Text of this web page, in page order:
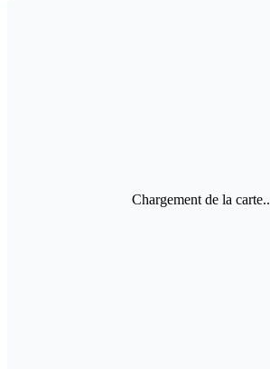
Chargement de la